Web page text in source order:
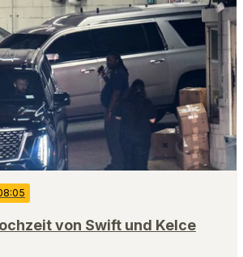
von Swift und Kelce